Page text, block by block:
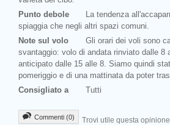
Punto debole
La tendenza
spiaggia che negli altri spazi comuni.
Note sul volo
Gli orari dei voli sono
svantaggio: volo di andata rinviato dalle 8
anticipato dalle 15 alle 8. Siamo quindi
pomeriggio e di una mattinata da poter
Consigliato a
Tutti
Commenti (0) Trovi utile questa